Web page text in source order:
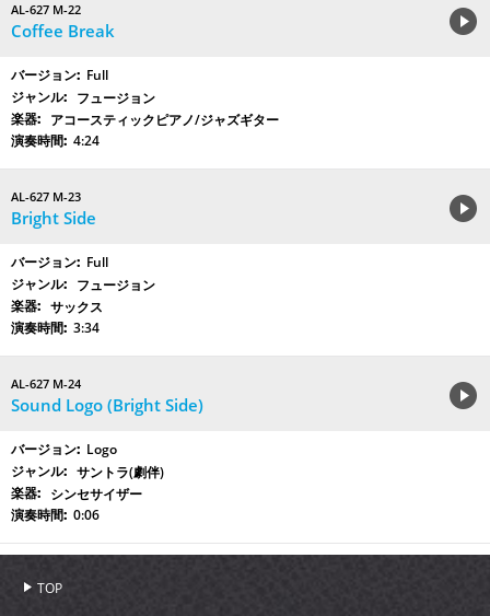
AL-627 M-22
Coffee Break
Full
フュージョン
アコースティックピアノ/ジャズギター
4:24
AL-627 M-23
Bright Side
Full
フュージョン
サックス
3:34
AL-627 M-24
Sound Logo (Bright Side)
Logo
サントラ(劇伴)
シンセサイザー
0:06
TOP